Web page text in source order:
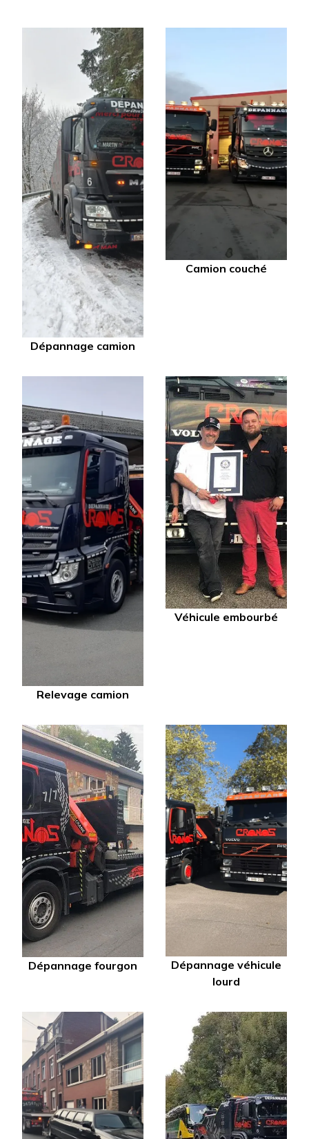
Dépannage camion
Camion couché
Relevage camion
Véhicule embourbé
Dépannage fourgon
Dépannage véhicule
lourd